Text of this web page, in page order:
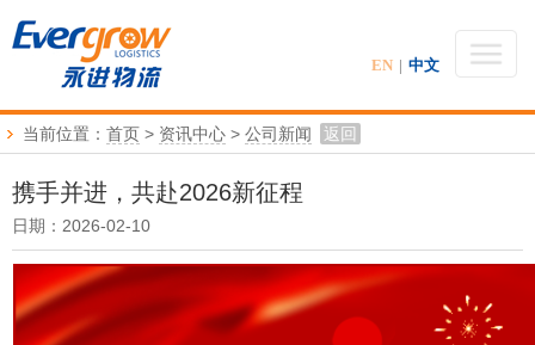
EN | 中文
当前位置： 首页 > 资讯中心 > 公司新闻 返回
携手并进，共赴2026新征程
日期：2026-02-10